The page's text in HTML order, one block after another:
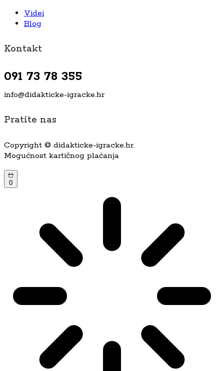
Videi
Blog
Kontakt
091 73 78 355
info@didakticke-igracke.hr
Pratite nas
Copyright © didakticke-igracke.hr.
Mogućnost kartičnog plaćanja
0